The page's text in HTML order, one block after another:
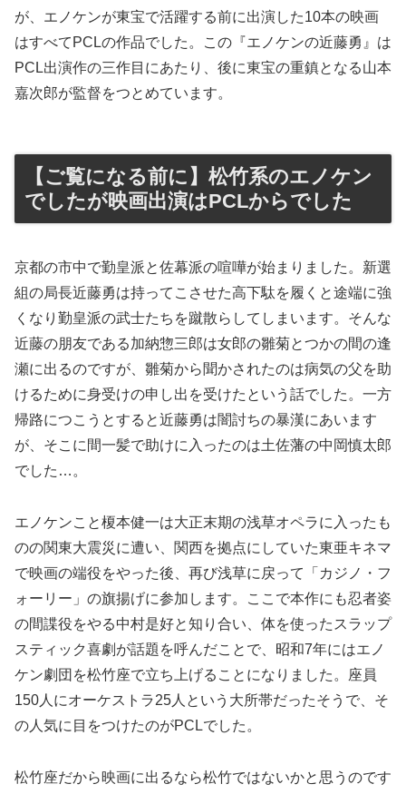
が、エノケンが東宝で活躍する前に出演した10本の映画
はすべてPCLの作品でした。この『エノケンの近藤勇』は
PCL出演作の三作目にあたり、後に東宝の重鎮となる山本
嘉次郎が監督をつとめています。
【ご覧になる前に】松竹系のエノケン
でしたが映画出演はPCLからでした
京都の市中で勤皇派と佐幕派の喧嘩が始まりました。新選
組の局長近藤勇は持ってこさせた高下駄を履くと途端に強
くなり勤皇派の武士たちを蹴散らしてしまいます。そんな
近藤の朋友である加納惣三郎は女郎の雛菊とつかの間の逢
瀬に出るのですが、雛菊から聞かされたのは病気の父を助
けるために身受けの申し出を受けたという話でした。一方
帰路につこうとすると近藤勇は闇討ちの暴漢にあいます
が、そこに間一髪で助けに入ったのは土佐藩の中岡慎太郎
でした…。
エノケンこと榎本健一は大正末期の浅草オペラに入ったも
のの関東大震災に遭い、関西を拠点にしていた東亜キネマ
で映画の端役をやった後、再び浅草に戻って「カジノ・フ
ォーリー」の旗揚げに参加します。ここで本作にも忍者姿
の間諜役をやる中村是好と知り合い、体を使ったスラップ
スティック喜劇が話題を呼んだことで、昭和7年にはエノ
ケン劇団を松竹座で立ち上げることになりました。座員
150人にオーケストラ25人という大所帯だったそうで、そ
の人気に目をつけたのがPCLでした。
松竹座だから映画に出るなら松竹ではないかと思うのです